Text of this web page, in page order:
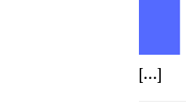
[...]